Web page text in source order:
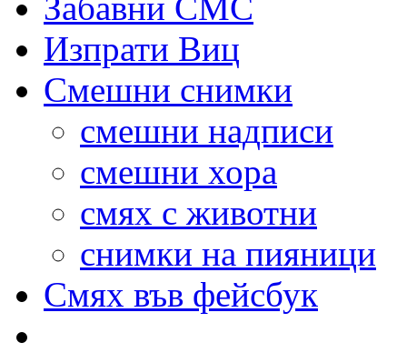
Изпрати Виц
Смешни снимки
смешни надписи
смешни хора
смях с животни
снимки на пияници
Смях във фейсбук